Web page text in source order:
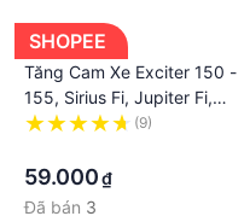
SHOPEE
Tăng Cam Xe Exciter 150 -
155, Sirius Fi, Jupiter Fi,
Grande, NVX Hàng Cao Cấp
(9)
59.000₫
Đã bán 3